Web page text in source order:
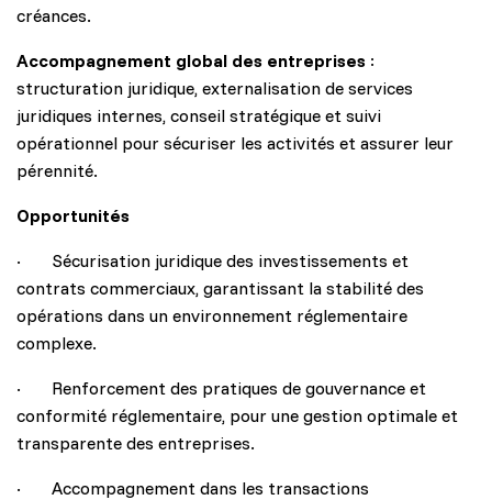
créances.
Accompagnement global des entreprises :
structuration juridique, externalisation de services
juridiques internes, conseil stratégique et suivi
opérationnel pour sécuriser les activités et assurer leur
pérennité.
Opportunités
· Sécurisation juridique des investissements et
contrats commerciaux, garantissant la stabilité des
opérations dans un environnement réglementaire
complexe.
· Renforcement des pratiques de gouvernance et
conformité réglementaire, pour une gestion optimale et
transparente des entreprises.
· Accompagnement dans les transactions